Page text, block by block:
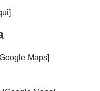
Maps]